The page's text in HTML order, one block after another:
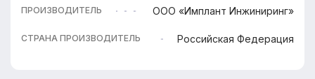
ПРОИЗВОДИТЕЛЬ ООО «Имплант Инжиниринг»
СТРАНА ПРОИЗВОДИТЕЛЬ Российская Федерация